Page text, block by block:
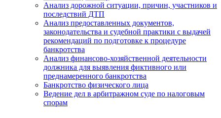
Анализ дорожной ситуации, причин, участников и
последствий ДТП
Анализ предоставленных документов,
законодательства и судебной практики с выдачей
рекомендаций по подготовке к процедуре
банкротства
Анализ финансово-хозяйственной деятельности
должника для выявления фиктивного или
преднамеренного банкротства
Банкротство физического лица
Ведение дел в арбитражном суде по налоговым
спорам